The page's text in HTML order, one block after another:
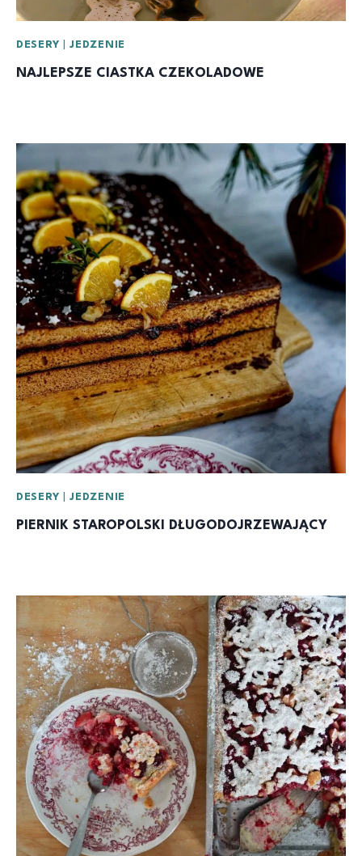
DESERY |JEDZENIE
NAJLEPSZE CIASTKA CZEKOLADOWE
DESERY |JEDZENIE
PIERNIK STAROPOLSKI DŁUGODOJRZEWAJĄCY